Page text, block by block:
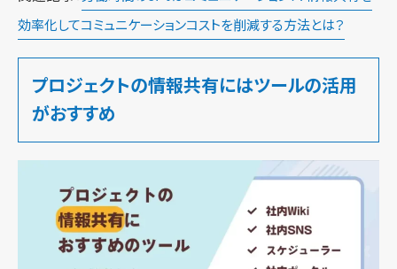
効率化してコミュニケーションコストを削減する方法とは？
プロジェクトの情報共有にはツールの活用
がおすすめ